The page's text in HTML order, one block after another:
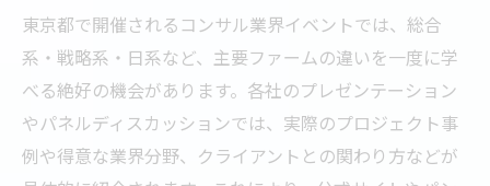
東京都で開催されるコンサル業界イベントでは、総合
系・戦略系・日系など、主要ファームの違いを一度に学
べる絶好の機会があります。各社のプレゼンテーション
やパネルディスカッションでは、実際のプロジェクト事
例や得意な業界分野、クライアントとの関わり方などが